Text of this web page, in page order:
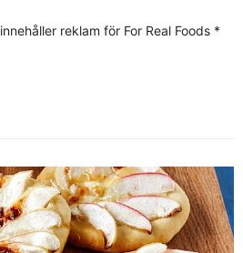
reklam för For Real Foods *